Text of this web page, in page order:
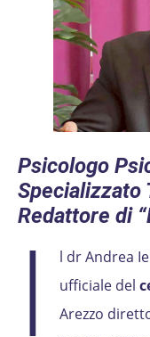
Psicologo
Specializzato
Redattore di
I l dr Andrea
ufficiale del
Arezzo